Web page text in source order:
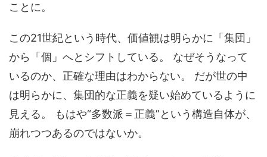
ことに。
この21世紀という時代、価値観は明らかに「集団」
から「個」へとシフトしている。 なぜそうなって
いるのか、正確な理由はわからない。 だが世の中
は明らかに、集団的な正義を疑い始めているように
見える。 もはや“多数派＝正義”という構造自体が、
崩れつつあるのではないか。